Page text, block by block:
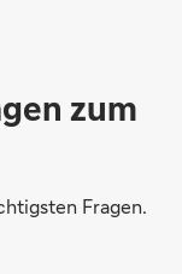
zum
Fragen.